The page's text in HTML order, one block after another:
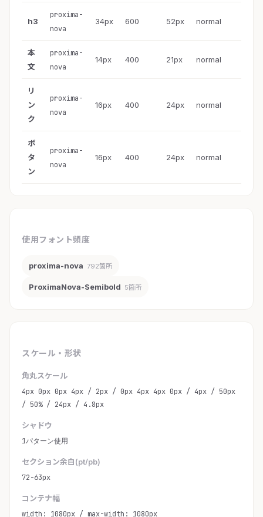
h3
proxima-
nova
34px 600 52px normal
本
文
proxima-
nova
14px 400 21px normal
リ
ン
ク
proxima-
nova
16px 400 24px normal
ボ
タ
ン
proxima-
nova
16px 400 24px normal
使用フォント頻度
proxima-nova 792箇所
ProximaNova-Semibold 5箇所
スケール・形状
角丸スケール
4px 0px 0px 4px / 2px / 0px 4px 4px 0px / 4px / 50px
/ 50% / 24px / 4.8px
シャドウ
1パターン使用
セクション余白(pt/pb)
72-63px
コンテナ幅
width: 1080px / max-width: 1080px